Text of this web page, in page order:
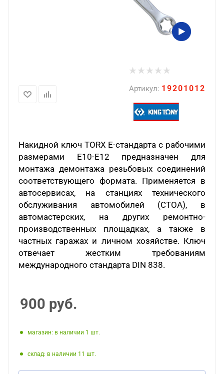
Артикул: 19201012
Накидной ключ TORX E-стандарта с рабочими
размерами E10-E12 предназначен для
монтажа демонтажа резьбовых соединений
соответствующего формата. Применяется в
автосервисах, на станциях технического
обслуживания автомобилей (СТОА), в
автомастерских, на других ремонтно-
производственных площадках, а также в
частных гаражах и личном хозяйстве. Ключ
отвечает жестким требованиям
международного стандарта DIN 838.
900 руб.
Магазин: в наличии 1
Склад: в наличии 11